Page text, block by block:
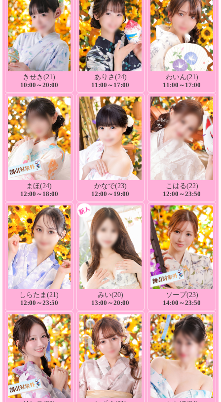
きせき(21)
10:00～20:00
ありさ(24)
11:00～17:00
わいん(21)
11:00～17:00
まほ(24)
12:00～18:00
かなで(23)
12:00～19:00
こはる(22)
12:00～23:50
しらたま(21)
12:00～23:50
みい(20)
13:00～20:00
ソープ(23)
14:00～23:50